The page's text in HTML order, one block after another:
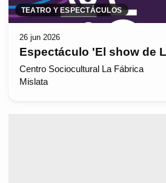
TEATRO Y ESPECTÁCULOS
26 jun 2026
Espectáculo 'El show de
Centro Sociocultural La Fábrica
Mislata